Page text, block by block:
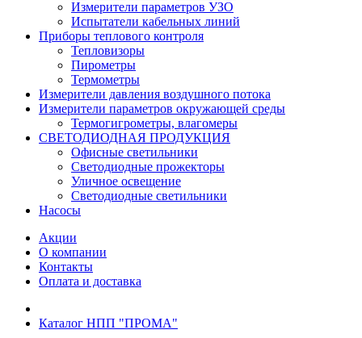
Измерители параметров УЗО
Испытатели кабельных линий
Приборы теплового контроля
Тепловизоры
Пирометры
Термометры
Измерители давления воздушного потока
Измерители параметров окружающей среды
Термогигрометры, влагомеры
СВЕТОДИОДНАЯ ПРОДУКЦИЯ
Офисные светильники
Светодиодные прожекторы
Уличное освещение
Светодиодные светильники
Насосы
Акции
О компании
Контакты
Оплата и доставка
Каталог НПП "ПРОМА"